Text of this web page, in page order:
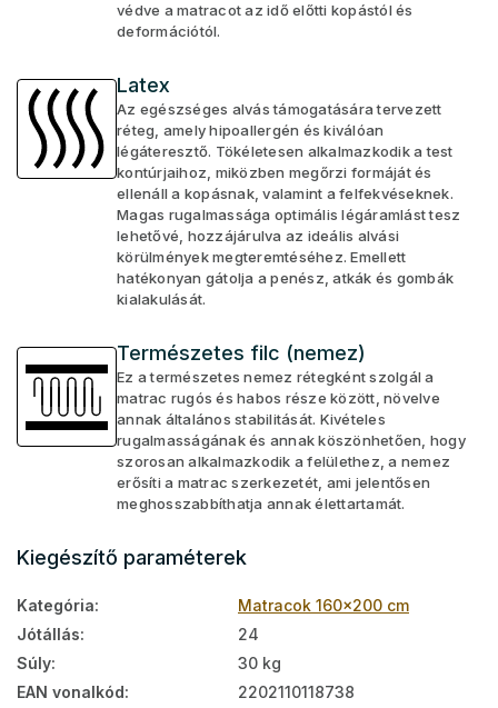
védve a matracot az idő előtti kopástól és
deformációtól.
Latex
Az egészséges alvás támogatására tervezett
réteg, amely hipoallergén és kiválóan
légáteresztő. Tökéletesen alkalmazkodik a test
kontúrjaihoz, miközben megőrzi formáját és
ellenáll a kopásnak, valamint a felfekvéseknek.
Magas rugalmassága optimális légáramlást tesz
lehetővé, hozzájárulva az ideális alvási
körülmények megteremtéséhez. Emellett
hatékonyan gátolja a penész, atkák és gombák
kialakulását.
Természetes filc (nemez)
Ez a természetes nemez rétegként szolgál a
matrac rugós és habos része között, növelve
annak általános stabilitását. Kivételes
rugalmasságának és annak köszönhetően, hogy
szorosan alkalmazkodik a felülethez, a nemez
erősíti a matrac szerkezetét, ami jelentősen
meghosszabbíthatja annak élettartamát.
Kiegészítő paraméterek
Kategória:
Matracok 160x200 cm
Jótállás:
24
Súly:
30 kg
EAN vonalkód:
2202110118738